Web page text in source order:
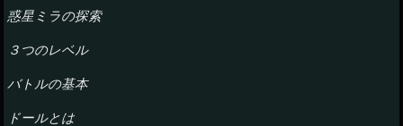
惑星ミラの探索
３つのレベル
バトルの基本
ドールとは